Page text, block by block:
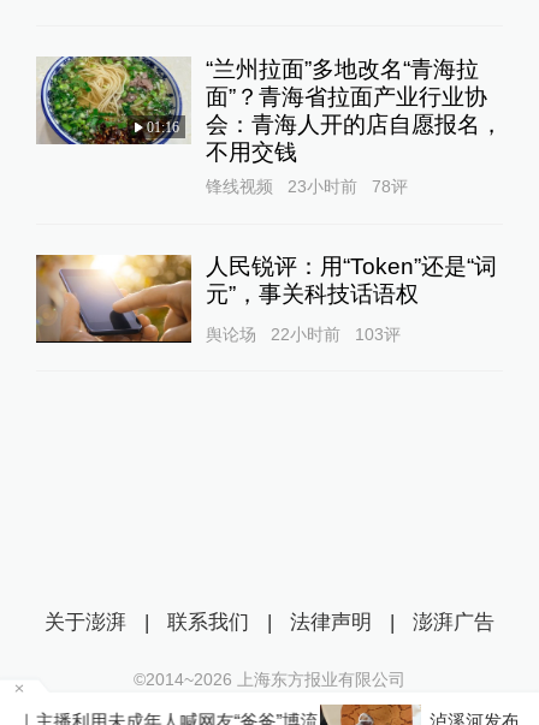
01:16
“兰州拉面”多地改名“青海拉
面”？青海省拉面产业行业协
会：青海人开的店自愿报名，
不用交钱
锋线视频 23小时前 78评
人民锐评：用“Token”还是“词
元”，事关科技话语权
舆论场 22小时前 103评
泸溪河发布“桃酥现金属牙冠”调查结论，称消费
关于澎湃 | 联系我们 | 法律声明 | 澎湃广告
©2014~2026 上海东方报业有限公司
沪ICP证：沪B2-20170116 | 沪ICP备14003370号